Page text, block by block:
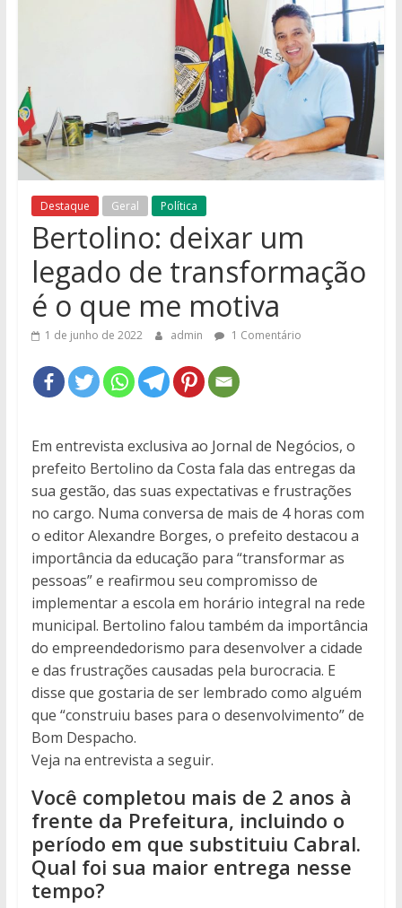
Destaque Geral Política
Bertolino: deixar um
legado de transformação
é o que me motiva
1 de junho de 2022 admin 1 Comentário
Em entrevista exclusiva ao Jornal de Negócios, o
prefeito Bertolino da Costa fala das entregas da
sua gestão, das suas expectativas e frustrações
no cargo. Numa conversa de mais de 4 horas com
o editor Alexandre Borges, o prefeito destacou a
importância da educação para “transformar as
pessoas” e reafirmou seu compromisso de
implementar a escola em horário integral na rede
municipal. Bertolino falou também da importância
do empreendedorismo para desenvolver a cidade
e das frustrações causadas pela burocracia. E
disse que gostaria de ser lembrado como alguém
que “construiu bases para o desenvolvimento” de
Bom Despacho.
Veja na entrevista a seguir.
Você completou mais de 2 anos à
frente da Prefeitura, incluindo o
período em que substituiu Cabral.
Qual foi sua maior entrega nesse
tempo?